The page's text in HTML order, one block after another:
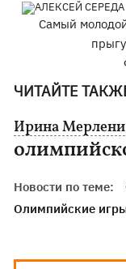
Самый
ЧИТАЙТЕ
Ирина Мерлени
Новости по теме:
Олимпийские